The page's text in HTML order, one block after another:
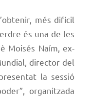
més difícil
és una de les
Moisés Naím, ex-
director del
la sessió
organitzada